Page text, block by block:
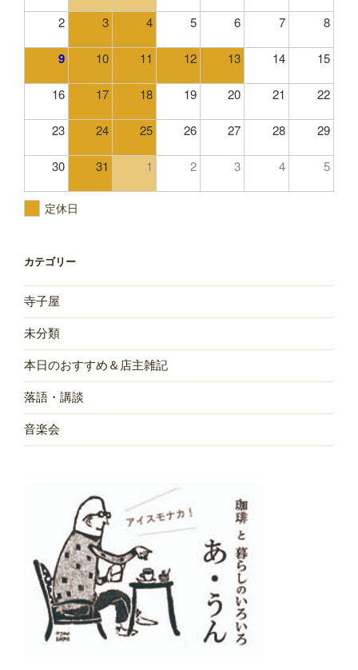
2 3 4 5 6 7 8
9 10 11 12 13 14 15
16 17 18 19 20 21 22
23 24 25 26 27 28 29
30 31 1 2 3 4 5
定休日
カテゴリー
寺子屋
未分類
本日のおすすめ＆店主雑記
落語・講談
音楽会